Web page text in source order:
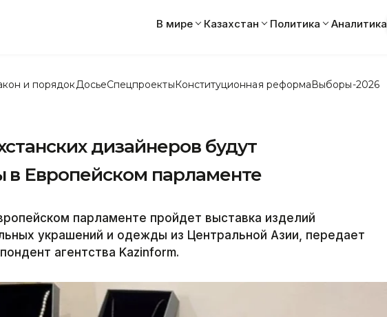
В мире Казахстан Политика Аналитика
и порядок ДосьеСпецпроектыКонституционная реформаВыборы-2026
дизайнеров будут
в Европейском парламенте
парламенте пройдет выставка изделий
украшений и одежды из Центральной Азии, передает
агентства Kazinform.